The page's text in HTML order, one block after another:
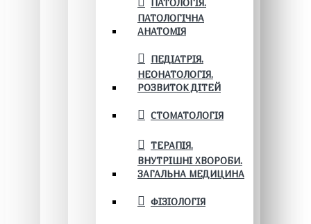
ПАТОЛОГІЯ.
ПАТОЛОГІЧНА
АНАТОМІЯ
ПЕДІАТРІЯ.
НЕОНАТОЛОГІЯ.
РОЗВИТОК ДІТЕЙ
СТОМАТОЛОГІЯ
ТЕРАПІЯ.
ВНУТРІШНІ ХВОРОБИ.
ЗАГАЛЬНА МЕДИЦИНА
ФІЗІОЛОГІЯ